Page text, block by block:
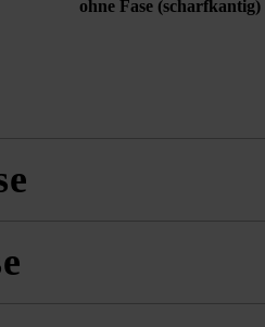
ohne Fase (scharfkantig)
Bei einer Verlegung im